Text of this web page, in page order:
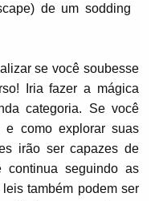
de um sodding
se você soubesse
Iria fazer a mágica
categoria. Se você
e como explorar suas
irão ser capazes de
continua seguindo as
também podem ser